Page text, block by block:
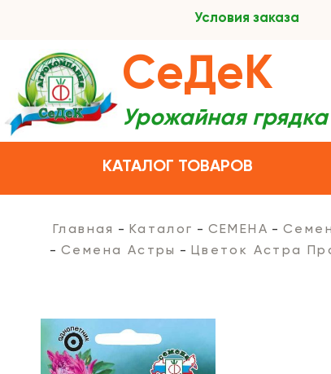
Условия заказа
КАТАЛОГ ТОВАРОВ
СеДеК
Урожайная грядка
Главная Каталог СЕМЕНА
Семена Астры
Цветок Астра